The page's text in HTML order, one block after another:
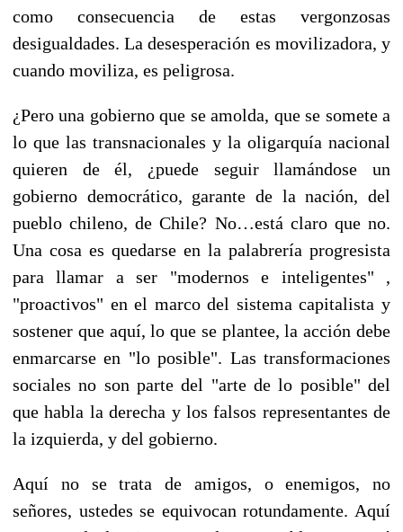
como consecuencia de estas vergonzosas
desigualdades. La desesperación es movilizadora, y
cuando moviliza, es peligrosa.
¿Pero una gobierno que se amolda, que se somete a
lo que las transnacionales y la oligarquía nacional
quieren de él, ¿puede seguir llamándose un
gobierno democrático, garante de la nación, del
pueblo chileno, de Chile? No…está claro que no.
Una cosa es quedarse en la palabrería progresista
para llamar a ser "modernos e inteligentes" ,
"proactivos" en el marco del sistema capitalista y
sostener que aquí, lo que se plantee, la acción debe
enmarcarse en "lo posible". Las transformaciones
sociales no son parte del "arte de lo posible" del
que habla la derecha y los falsos representantes de
la izquierda, y del gobierno.
Aquí no se trata de amigos, o enemigos, no
señores, ustedes se equivocan rotundamente. Aquí